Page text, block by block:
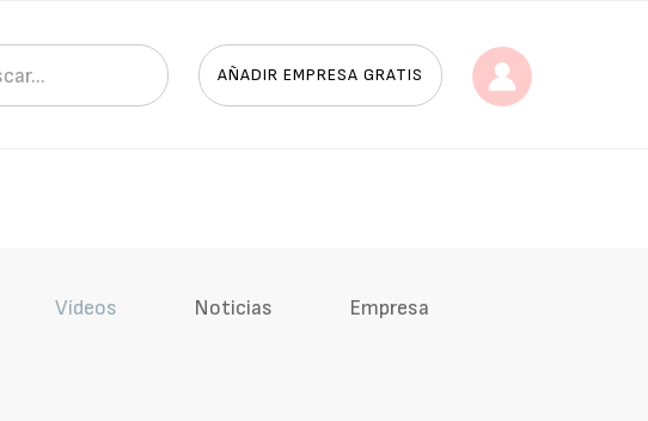
AÑADIR EMPRESA GRATIS
Vídeos Noticias Empresa